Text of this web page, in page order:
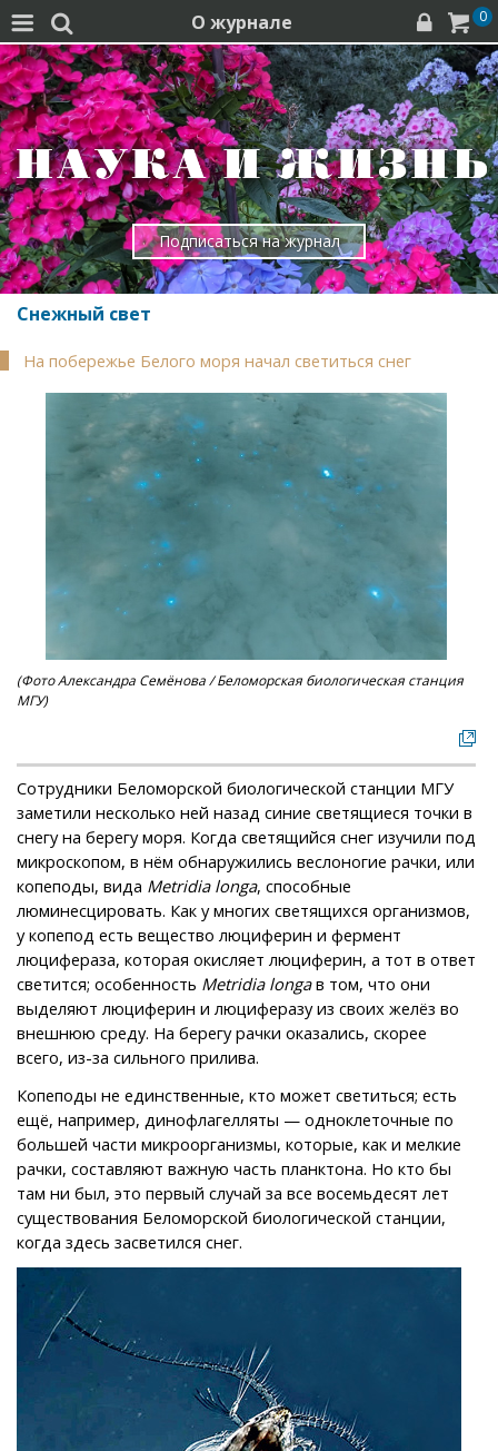
  О журнале   0
Подписаться на журнал
Снежный свет
На побережье Белого моря начал светиться снег
(Фото Александра Семёнова / Беломорская биологическая станция
МГУ)
Сотрудники Беломорской биологической станции МГУ
заметили несколько ней назад синие светящиеся точки в
снегу на берегу моря. Когда светящийся снег изучили под
микроскопом, в нём обнаружились веслоногие рачки, или
копеподы, вида Metridia longa, способные
люминесцировать. Как у многих светящихся организмов,
у копепод есть вещество люциферин и фермент
люцифераза, которая окисляет люциферин, а тот в ответ
светится; особенность Metridia longaв том, что они
выделяют люциферин и люциферазу из своих желёз во
внешнюю среду. На берегу рачки оказались, скорее
всего, из-за сильного прилива.
Копеподы не единственные, кто может светиться; есть
ещё, например, динофлагелляты — одноклеточные по
большей части микроорганизмы, которые, как и мелкие
рачки, составляют важную часть планктона. Но кто бы
там ни был, это первый случай за все восемьдесят лет
существования Беломорской биологической станции,
когда здесь засветился снег.